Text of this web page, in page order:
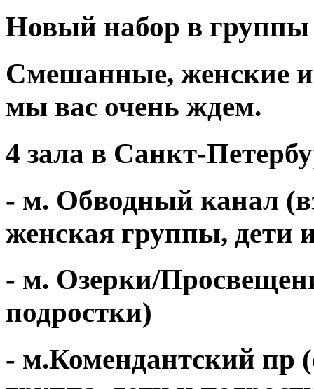
Новый набор в группы
Смешанные, женские
мы вас очень ждем.
4 зала в Санкт-
- м. Обводный канал
женская группы, дети
- м. Озерки/
подростки)
- м.Комендантский пр